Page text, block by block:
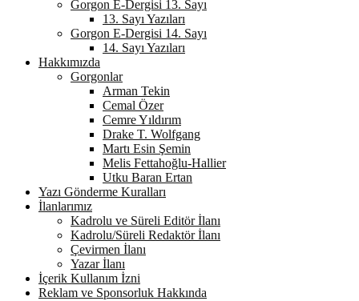
Gorgon E-Dergisi 13. Sayı
13. Sayı Yazıları
Gorgon E-Dergisi 14. Sayı
14. Sayı Yazıları
Hakkımızda
Gorgonlar
Arman Tekin
Cemal Özer
Cemre Yıldırım
Drake T. Wolfgang
Martı Esin Şemin
Melis Fettahoğlu-Hallier
Utku Baran Ertan
Yazı Gönderme Kuralları
İlanlarımız
Kadrolu ve Süreli Editör İlanı
Kadrolu/Süreli Redaktör İlanı
Çevirmen İlanı
Yazar İlanı
İçerik Kullanım İzni
Reklam ve Sponsorluk Hakkında